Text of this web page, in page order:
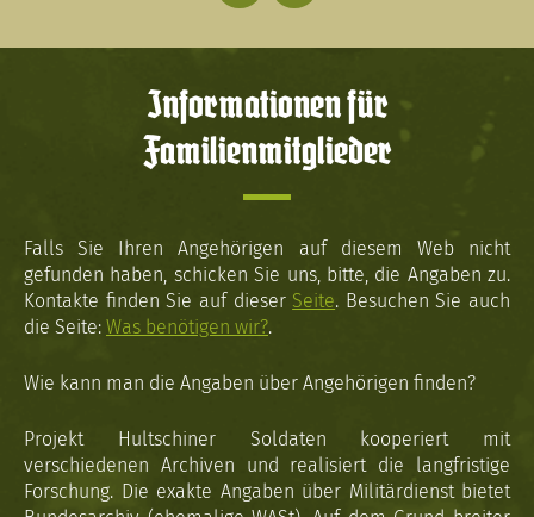
Informationen für
Familienmitglieder
Falls Sie Ihren Angehörigen auf diesem Web nicht
gefunden haben, schicken Sie uns, bitte, die Angaben zu.
Kontakte finden Sie auf dieser Seite. Besuchen Sie auch
die Seite: Was benötigen wir?.
Wie kann man die Angaben über Angehörigen finden?
Projekt Hultschiner Soldaten kooperiert mit
verschiedenen Archiven und realisiert die langfristige
Forschung. Die exakte Angaben über Militärdienst bietet